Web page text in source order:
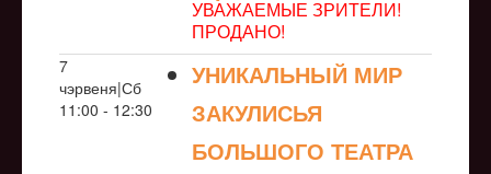
УВАЖАЕМЫЕ ЗРИТЕЛИ!
ПРОДАНО!
7
чэрвеня|Сб
11:00 - 12:30
УНИКАЛЬНЫЙ МИР
ЗАКУЛИСЬЯ
БОЛЬШОГО ТЕАТРА